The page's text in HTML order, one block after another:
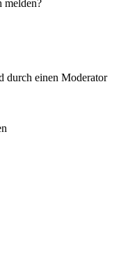
melden?
durch einen Moderator